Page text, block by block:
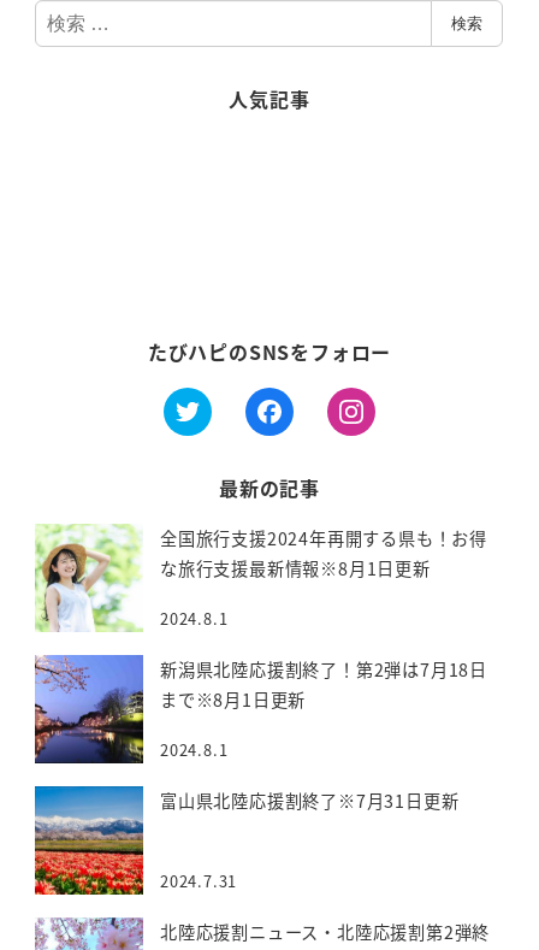
検
索
検索
人気記事
たびハピのSNSをフォロー
最新の記事
全国旅行支援2024年再開する県も！お得
な旅行支援最新情報※8月1日更新
2024.8.1
新潟県北陸応援割終了！第2弾は7月18日
まで※8月1日更新
2024.8.1
富山県北陸応援割終了※7月31日更新
2024.7.31
北陸応援割ニュース・北陸応援割第2弾終